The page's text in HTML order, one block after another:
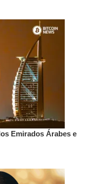
Emirados Árabes e